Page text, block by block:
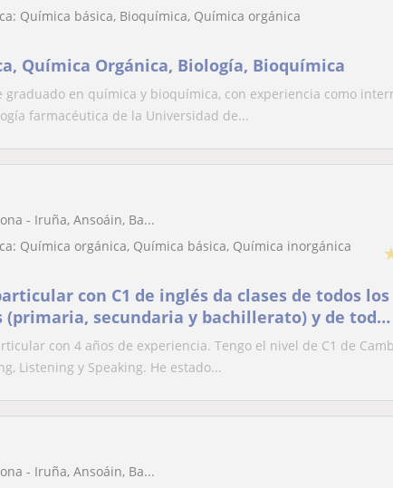
Química básica, Bioquímica, Química orgánica
Química Orgánica, Biología, Bioquímica
graduado en química y bioquímica, con experiencia como
farmacéutica de la Universidad de...
- Iruña, Ansoáin, Ba...
Química orgánica, Química básica, Química inorgánica
con C1 de inglés da clases de todos los
(primaria, secundaria y bachillerato) y de todos
del idioma (A1-C1)
con 4 años de experiencia. Tengo el nivel de C1 de
Listening y Speaking. He estado...
- Iruña, Ansoáin, Ba...